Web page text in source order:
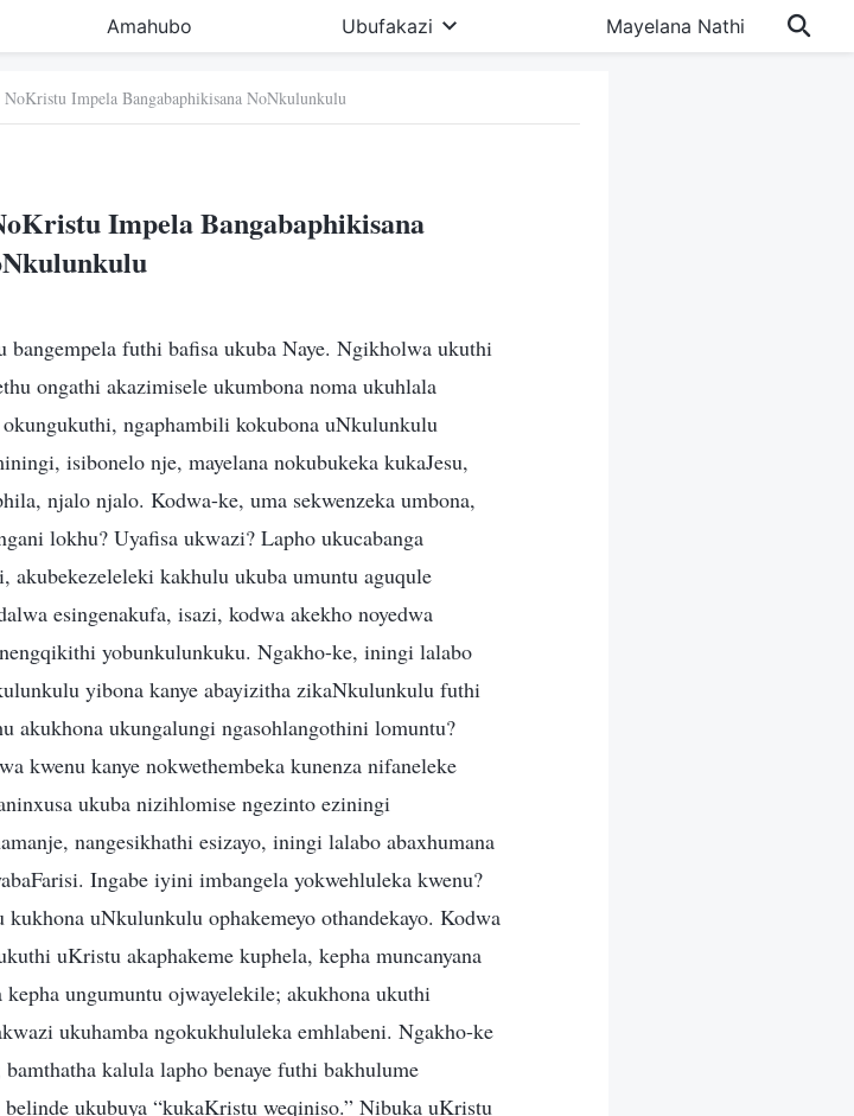
Amahubo Ubufakazi Mayelana Nathi
Impela Bangabaphikisana NoNkulunkulu
Impela Bangabaphikisana
bangempela futhi bafisa ukuba Naye. Ngikholwa ukuthi
ongathi akazimisele ukumbona noma ukuhlala
ngaphambili kokubona uNkulunkulu
isibonelo nje, mayelana nokubukeka kukaJesu,
njalo njalo. Kodwa-ke, uma sekwenzeka umbona,
lokhu? Uyafisa ukwazi? Lapho ukucabanga
akubekezeleleki kakhulu ukuba umuntu aguqule
esingenakufa, isazi, kodwa akekho noyedwa
yobunkulunkuku. Ngakho-ke, iningi lalabo
yibona kanye abayizitha zikaNkulunkulu futhi
akukhona ukungalungi ngasohlangothini lomuntu?
kwenu kanye nokwethembeka kunenza nifaneleke
ukuba nizihlomise ngezinto eziningi
nangesikhathi esizayo, iningi lalabo abaxhumana
Ingabe iyini imbangela yokwehluleka kwenu?
uNkulunkulu ophakemeyo othandekayo. Kodwa
uKristu akaphakeme kuphela, kepha muncanyana
ungumuntu ojwayelekile; akukhona ukuthi
ukuhamba ngokukhululeka emhlabeni. Ngakho-ke
kalula lapho benaye futhi bakhulume
ukubuya “kukaKristu weqiniso.” Nibuka uKristu